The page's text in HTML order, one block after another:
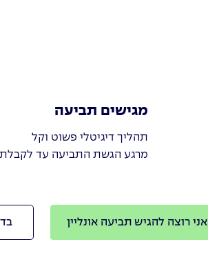
מגישים תביעה
תהליך דיגיטלי פשוט וקל
מרגע הגשת התביעה עד לקבלת
אני רוצה להגיש תביעה אונליין